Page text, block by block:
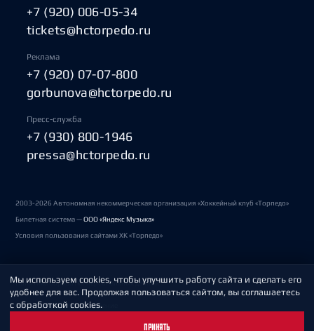
+7 (920) 006-05-34
tickets@hctorpedo.ru
Реклама
+7 (920) 07-07-800
gorbunova@hctorpedo.ru
Пресс-служба
+7 (930) 800-1946
pressa@hctorpedo.ru
2003-2026 Автономная некоммерческая организация «Хоккейный клуб «Торпедо»
Билетная система —ООО «Яндекс Музыка»
Условия пользования сайтами ХК «Торпедо»
Политика обработки персональных данных
Пользовательское соглашение
Мы используем cookies, чтобы улучшить работу сайта и сделать его
удобнее для вас. Продолжая пользоваться сайтом, вы соглашаетесь
с обработкой cookies.
ПРИНЯТЬ